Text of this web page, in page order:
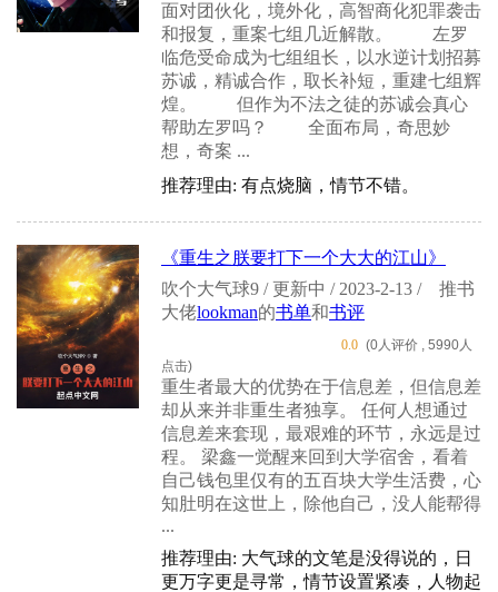
面对团伙化，境外化，高智商化犯罪袭击
和报复，重案七组几近解散。 左罗
临危受命成为七组组长，以水逆计划招募
苏诚，精诚合作，取长补短，重建七组辉
煌。 但作为不法之徒的苏诚会真心
帮助左罗吗？ 全面布局，奇思妙
想，奇案 ...
推荐理由: 有点烧脑，情节不错。
《重生之朕要打下一个大大的江山》
吹个大气球9 / 更新中 / 2023-2-13 /
推书
大佬lookman的书单和书评
0.0 (0人评价 , 5990人
点击)
重生者最大的优势在于信息差，但信息差
却从来并非重生者独享。 任何人想通过
信息差来套现，最艰难的环节，永远是过
程。 梁鑫一觉醒来回到大学宿舍，看着
自己钱包里仅有的五百块大学生活费，心
知肚明在这世上，除他自己，没人能帮得
...
推荐理由: 大气球的文笔是没得说的，日
更万字更是寻常，情节设置紧凑，人物起